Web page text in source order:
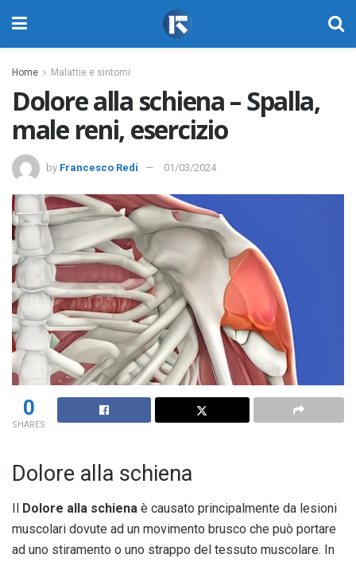
Home Malattie e sintomi
Dolore alla schiena – Spalla,
male reni, esercizio
by Francesco Redi 01/03/2024
0
SHARES
Dolore alla schiena
Dolore alla schiena è causato principalmente da lesioni
muscolari dovute ad un movimento brusco che può portare
ad uno stiramento o uno strappo del tessuto muscolare. In